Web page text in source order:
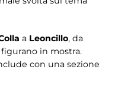
a Leoncillo, da
in mostra.
con una sezione